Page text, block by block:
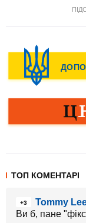
ТОП КОМЕНТАРІ
+3
Tommy
Ви б, пане